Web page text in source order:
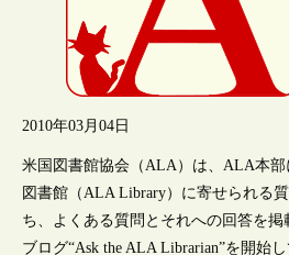
2010年03月04日
米国図書館協会（ALA）は、ALA本部
図書館（ALA Library）に寄せられる
ち、よくある質問とそれへの回答を掲
ブログ“Ask the ALA Librarian”を開始し